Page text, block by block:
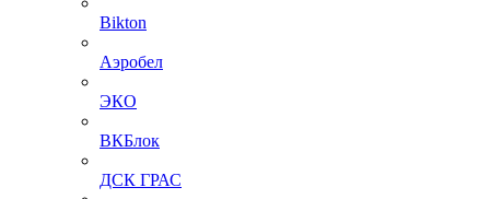
Bikton
Аэробел
ЭКО
ВКБлок
ДСК ГРАС